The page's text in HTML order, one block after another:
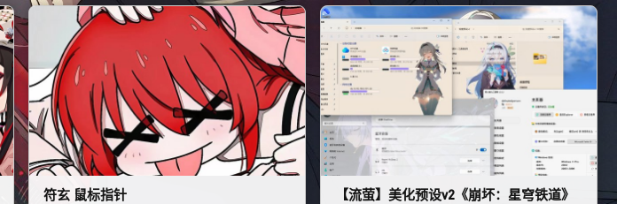
符玄 鼠标指针 【流萤】美化预设v2《崩坏：星穹铁道》